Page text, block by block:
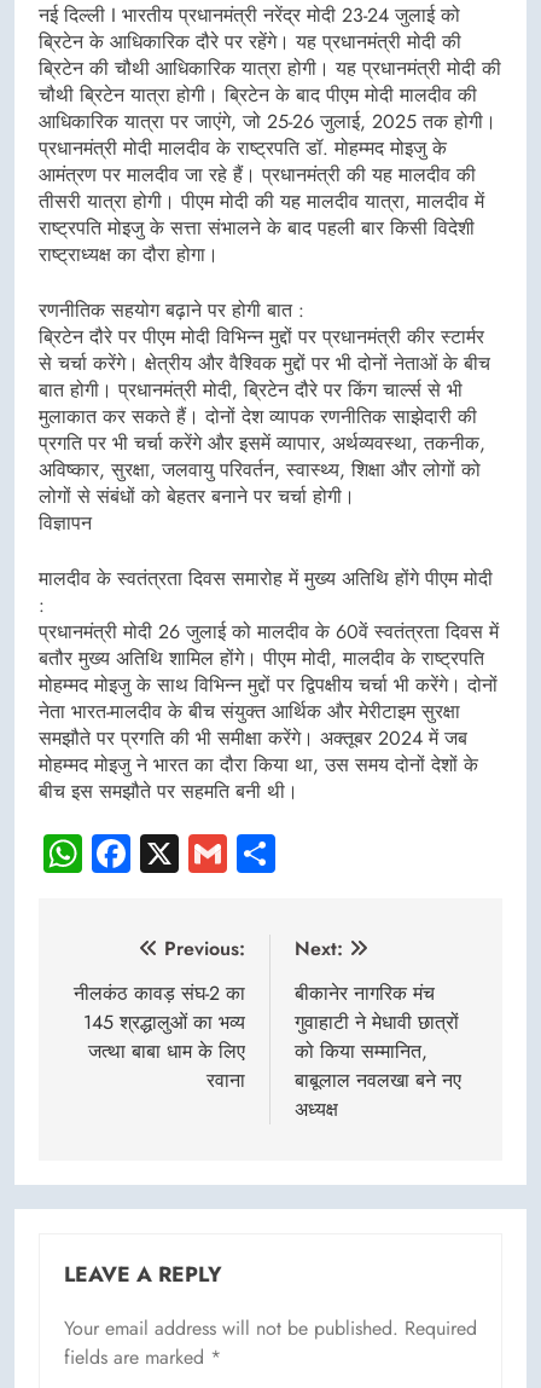
नई दिल्ली I भारतीय प्रधानमंत्री नरेंद्र मोदी 23-24 जुलाई को
ब्रिटेन के आधिकारिक दौरे पर रहेंगे। यह प्रधानमंत्री मोदी की
ब्रिटेन की चौथी आधिकारिक यात्रा होगी। यह प्रधानमंत्री मोदी की
चौथी ब्रिटेन यात्रा होगी। ब्रिटेन के बाद पीएम मोदी मालदीव की
आधिकारिक यात्रा पर जाएंगे, जो 25-26 जुलाई, 2025 तक होगी।
प्रधानमंत्री मोदी मालदीव के राष्ट्रपति डॉ. मोहम्मद मोइजु के
आमंत्रण पर मालदीव जा रहे हैं। प्रधानमंत्री की यह मालदीव की
तीसरी यात्रा होगी। पीएम मोदी की यह मालदीव यात्रा, मालदीव में
राष्ट्रपति मोइजु के सत्ता संभालने के बाद पहली बार किसी विदेशी
राष्ट्राध्यक्ष का दौरा होगा।
रणनीतिक सहयोग बढ़ाने पर होगी बात :
ब्रिटेन दौरे पर पीएम मोदी विभिन्न मुद्दों पर प्रधानमंत्री कीर स्टार्मर
से चर्चा करेंगे। क्षेत्रीय और वैश्विक मुद्दों पर भी दोनों नेताओं के बीच
बात होगी। प्रधानमंत्री मोदी, ब्रिटेन दौरे पर किंग चार्ल्स से भी
मुलाकात कर सकते हैं। दोनों देश व्यापक रणनीतिक साझेदारी की
प्रगति पर भी चर्चा करेंगे और इसमें व्यापार, अर्थव्यवस्था, तकनीक,
अविष्कार, सुरक्षा, जलवायु परिवर्तन, स्वास्थ्य, शिक्षा और लोगों को
लोगों से संबंधों को बेहतर बनाने पर चर्चा होगी।
विज्ञापन
मालदीव के स्वतंत्रता दिवस समारोह में मुख्य अतिथि होंगे पीएम मोदी
:
प्रधानमंत्री मोदी 26 जुलाई को मालदीव के 60वें स्वतंत्रता दिवस में
बतौर मुख्य अतिथि शामिल होंगे। पीएम मोदी, मालदीव के राष्ट्रपति
मोहम्मद मोइजु के साथ विभिन्न मुद्दों पर द्विपक्षीय चर्चा भी करेंगे। दोनों
नेता भारत-मालदीव के बीच संयुक्त आर्थिक और मेरीटाइम सुरक्षा
समझौते पर प्रगति की भी समीक्षा करेंगे। अक्तूबर 2024 में जब
मोहम्मद मोइजु ने भारत का दौरा किया था, उस समय दोनों देशों के
बीच इस समझौते पर सहमति बनी थी।
WhatsApp
Facebook
X Gmail
navigation
Previous:
नीलकंठ कावड़ संघ-2 का
145 श्रद्धालुओं का भव्य
जत्था बाबा धाम के लिए
रवाना
Next:
बीकानेर नागरिक मंच
गुवाहाटी ने मेधावी छात्रों
को किया सम्मानित,
बाबूलाल नवलखा बने नए
अध्यक्ष
LEAVE A REPLY
Your email address will not be published. Required
fields are marked *